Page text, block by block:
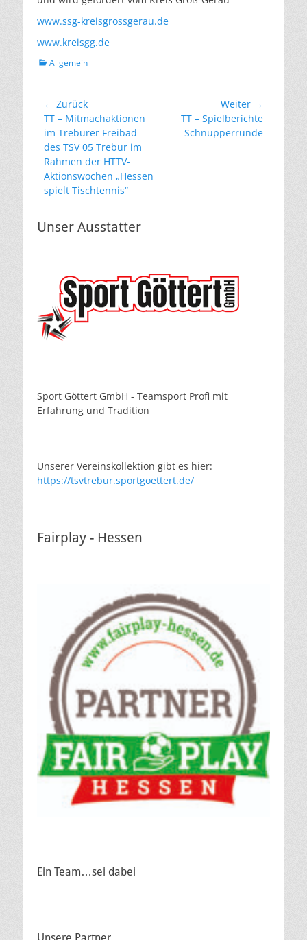
www.ssg-kreisgrossgerau.de
www.kreisgg.de
Kategorien
Allgemein
Beitragsnavigation
← Zurück
Vorheriger
Beitrag:
TT – Mitmachaktionen
im Treburer Freibad
des TSV 05 Trebur im
Rahmen der HTTV-
Aktionswochen „Hessen
spielt Tischtennis“
Weiter →
Nächster
Beitrag:
TT – Spielberichte
Schnupperrunde
Unser Ausstatter
Sport Göttert GmbH - Teamsport Profi mit
Erfahrung und Tradition
Unserer Vereinskollektion gibt es hier:
https://tsvtrebur.sportgoettert.de/
Fairplay - Hessen
Ein Team…sei dabei